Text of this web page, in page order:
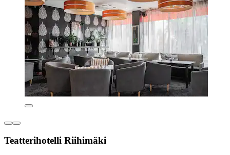
Teatterihotelli Riihimäki